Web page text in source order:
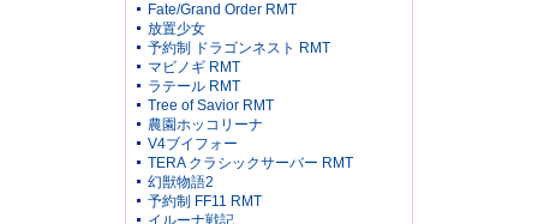
Fate/Grand Order RMT
放置少女
予約制 ドラゴンネスト RMT
マビノギ RMT
ラテール RMT
Tree of Savior RMT
農園ホッコリーナ
V4ブイフォー
TERA クラシックサーバー RMT
幻獣物語2
予約制 FF11 RMT
イルーナ戦記